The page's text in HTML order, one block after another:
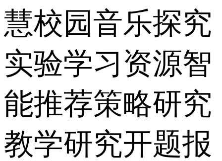
慧校园音乐探究
实验学习资源智
能推荐策略研究
教学研究开题报